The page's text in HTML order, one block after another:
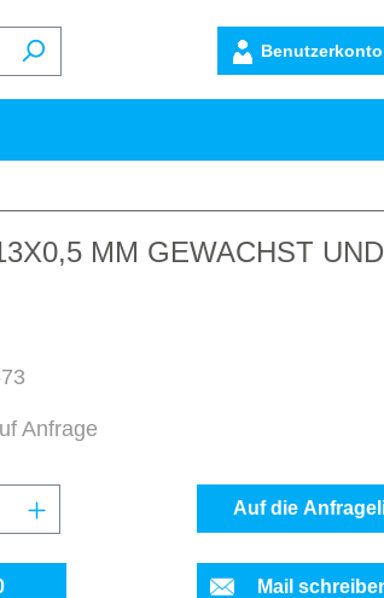
Benutzerkonto
MM GEWACHST
Anfrage
Gib den gewünschten
Auf die
Mail